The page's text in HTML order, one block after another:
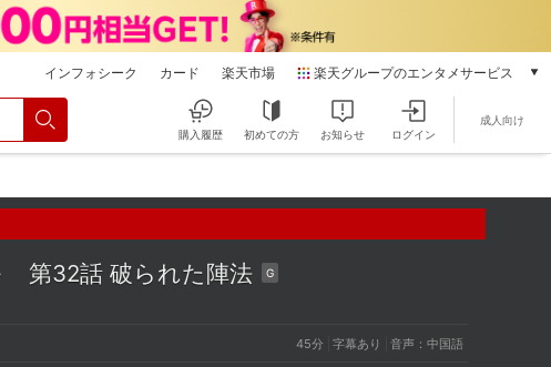
インフォシーク カード 楽天市場 楽天グループのエンタメサービス
本/ゲーム/CD/DVD
電子書籍
楽天ミュージック
動画配信
購入履歴 初めての方 お知らせ ログイン
成人向け
第32話 破られた陣法 G
45分 字幕あり 音声：中国語